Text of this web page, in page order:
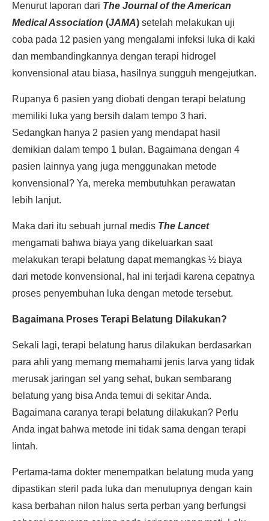
Menurut laporan dari The Journal of the American
Medical Association (JAMA) setelah melakukan uji
coba pada 12 pasien yang mengalami infeksi luka di kaki
dan membandingkannya dengan terapi hidrogel
konvensional atau biasa, hasilnya sungguh mengejutkan.
Rupanya 6 pasien yang diobati dengan terapi belatung
memiliki luka yang bersih dalam tempo 3 hari.
Sedangkan hanya 2 pasien yang mendapat hasil
demikian dalam tempo 1 bulan. Bagaimana dengan 4
pasien lainnya yang juga menggunakan metode
konvensional? Ya, mereka membutuhkan perawatan
lebih lanjut.
Maka dari itu sebuah jurnal medis The Lancet
mengamati bahwa biaya yang dikeluarkan saat
melakukan terapi belatung dapat memangkas ½ biaya
dari metode konvensional, hal ini terjadi karena cepatnya
proses penyembuhan luka dengan metode tersebut.
Bagaimana Proses Terapi Belatung Dilakukan?
Sekali lagi, terapi belatung harus dilakukan berdasarkan
para ahli yang memang memahami jenis larva yang tidak
merusak jaringan sel yang sehat, bukan sembarang
belatung yang bisa Anda temui di sekitar Anda.
Bagaimana caranya terapi belatung dilakukan? Perlu
Anda ingat bahwa metode ini tidak sama dengan terapi
lintah.
Pertama-tama dokter menempatkan belatung muda yang
dipastikan steril pada luka dan menutupnya dengan kain
kasa berbahan nilon halus serta perban yang berfungsi